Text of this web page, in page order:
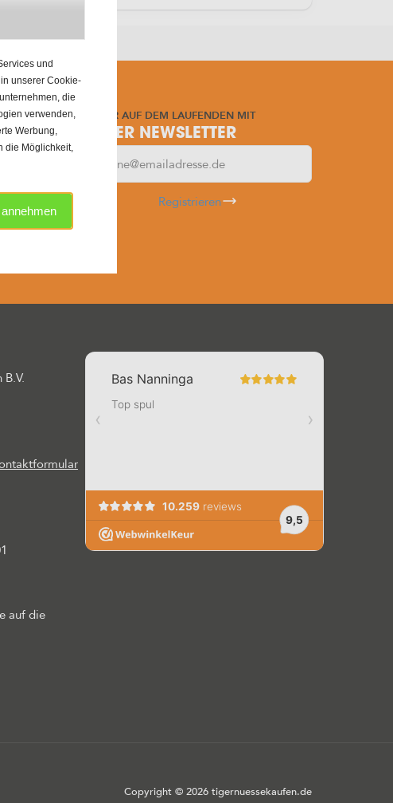
wie
IMMER AUF DEM LAUFENDEN MIT
UNSER NEWSLETTER
Registrieren
auf die
Copyright © 2026 tigernuessekaufen.de
und
unserer Cookie-
die
verwenden,
Werbung,
die Möglichkeit,